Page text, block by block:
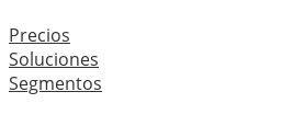
Precios
Soluciones
Segmentos